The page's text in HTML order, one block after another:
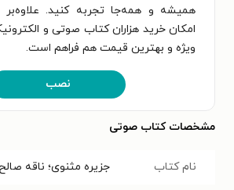
همیشه و همه‌جا تجربه کنید.
امکان خرید هزاران کتاب صوتی و
ویژه و بهترین قیمت هم فراهم است.
نصب
مشخصات کتاب صوتی
نام کتاب جزیره مثنوی؛ ناقه صالح